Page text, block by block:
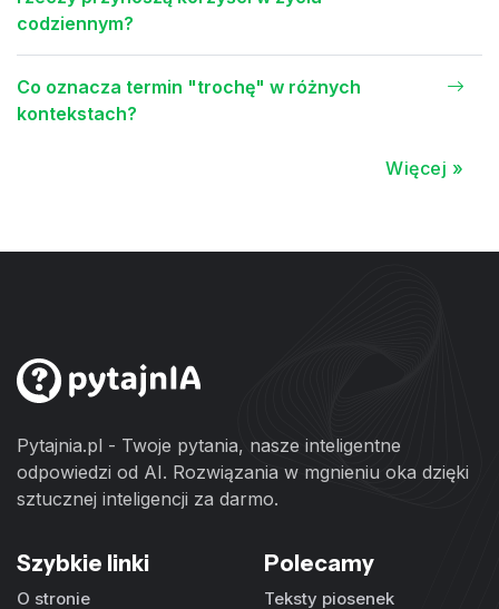
codziennym?
Co oznacza termin "trochę" w różnych
kontekstach?
Więcej »
Pytajnia.pl - Twoje pytania, nasze inteligentne
odpowiedzi od AI. Rozwiązania w mgnieniu oka dzięki
sztucznej inteligencji za darmo.
Szybkie linki
O stronie
Polecamy
Teksty piosenek